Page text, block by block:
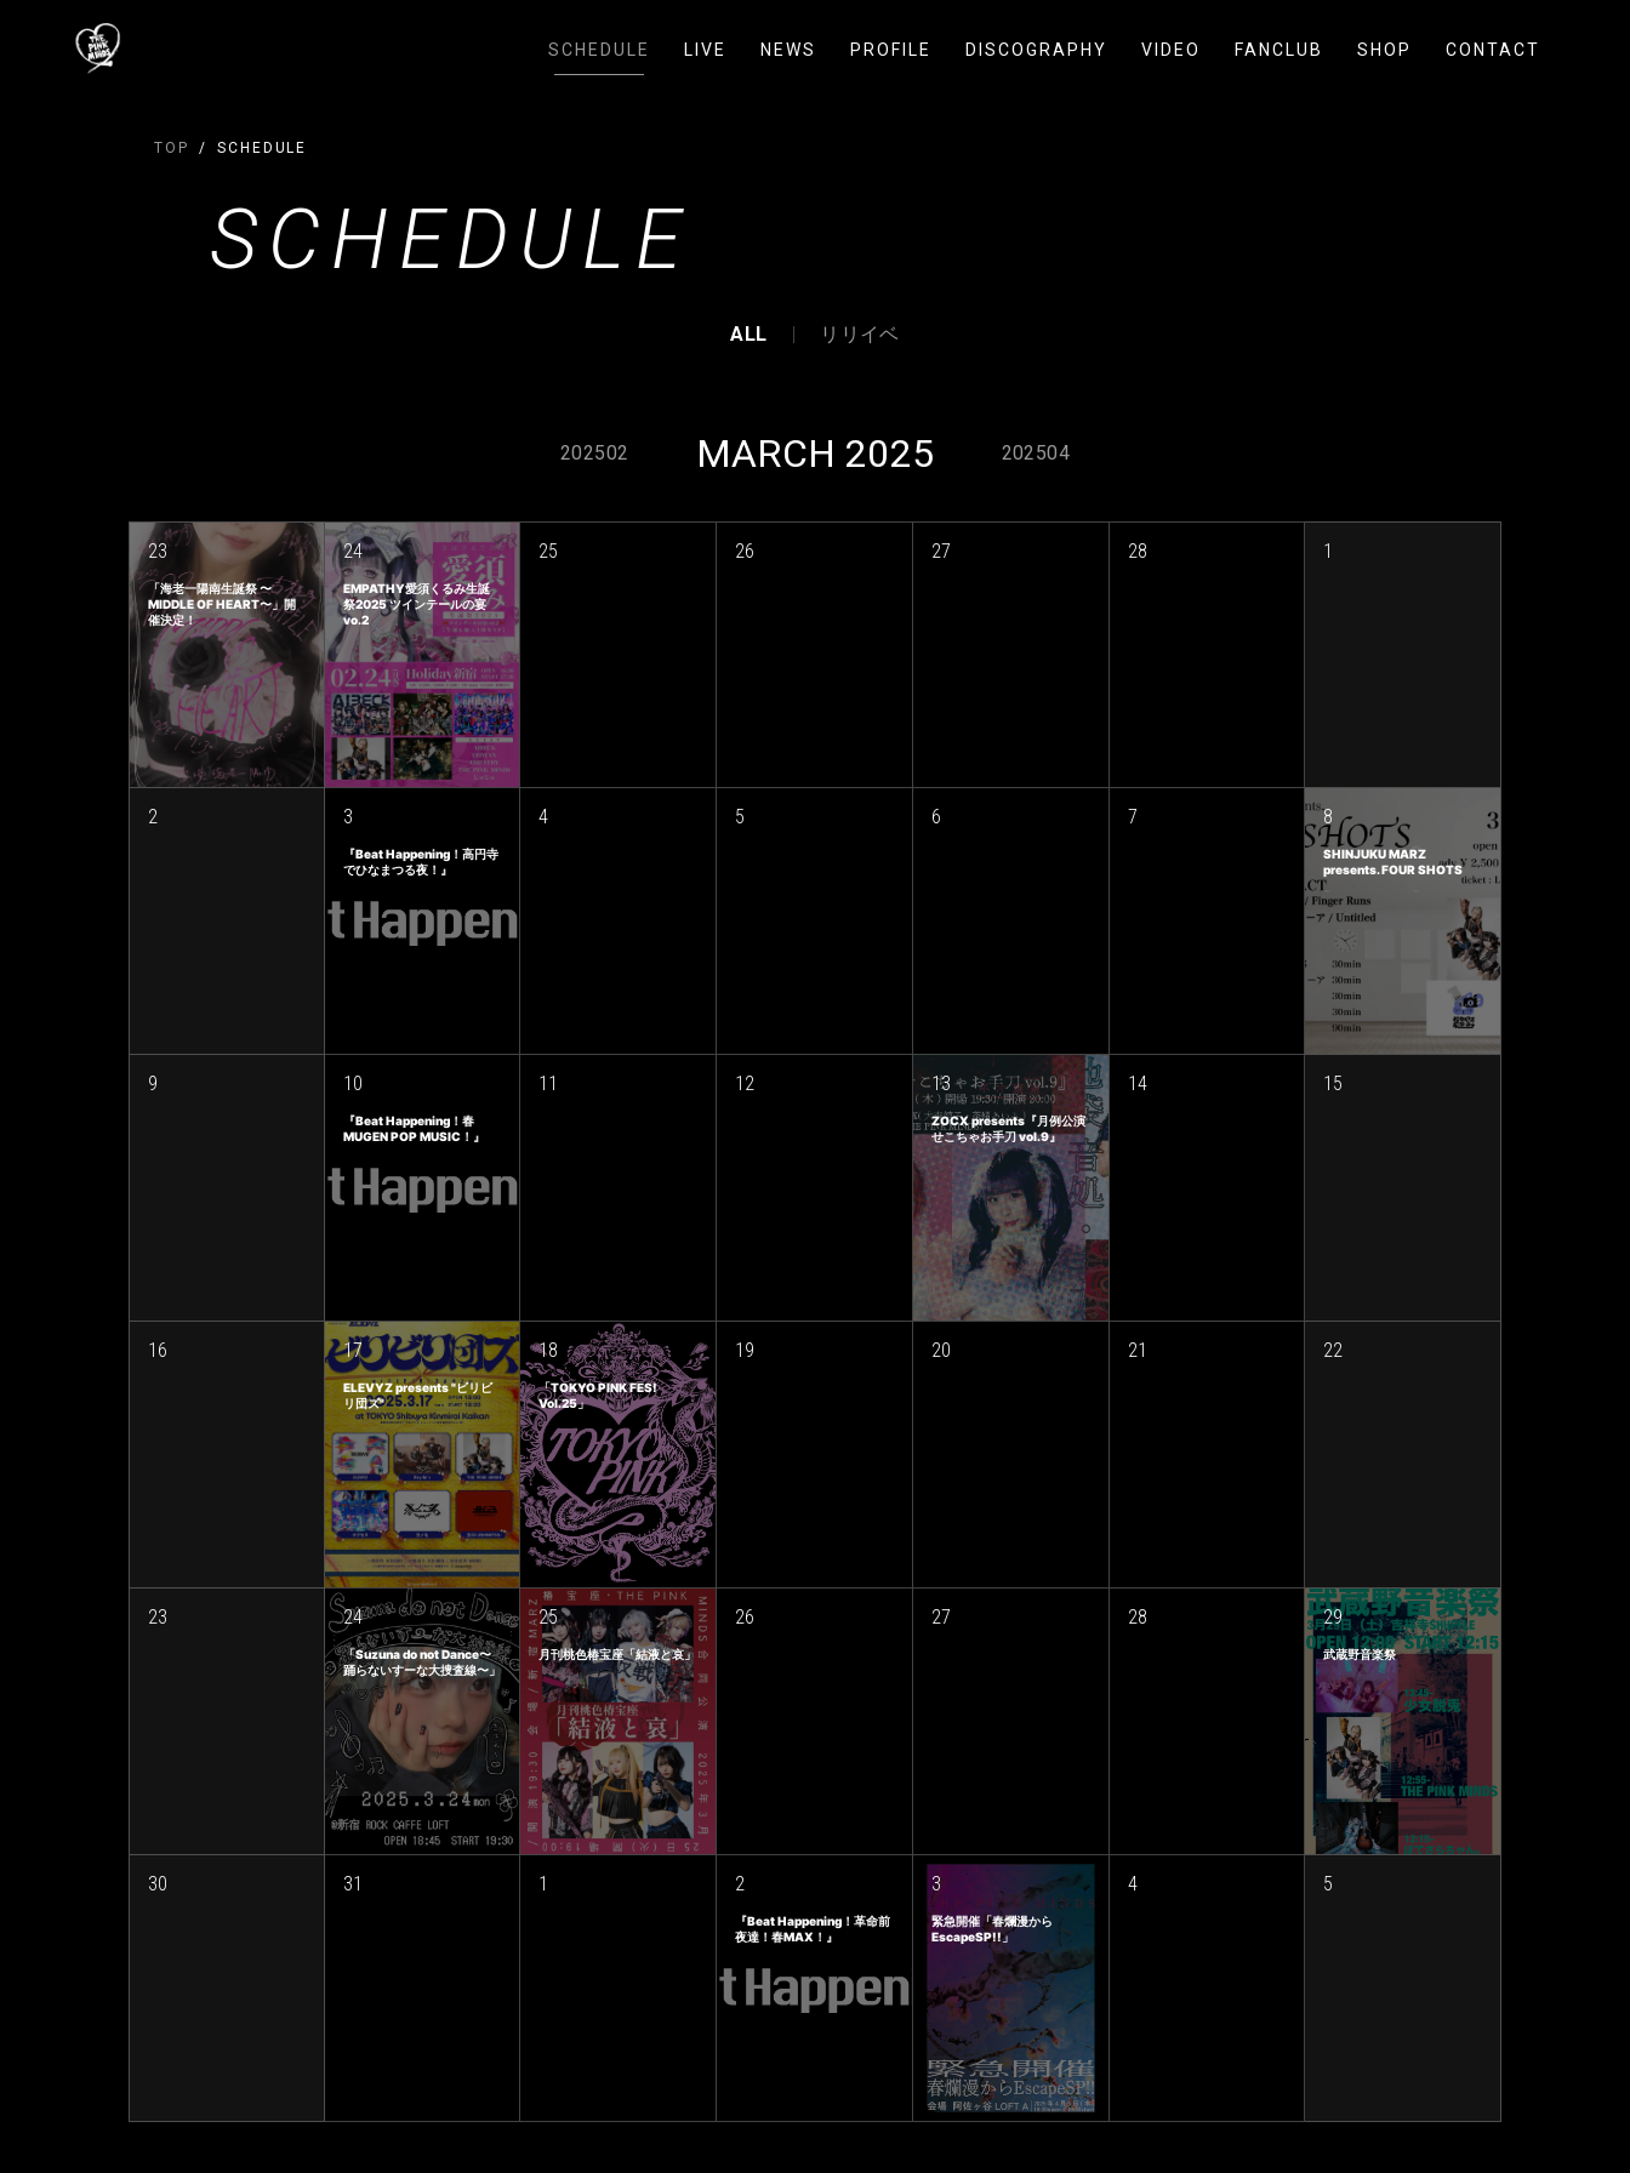
SCHEDULE LIVE NEWS PROFILE DISCOGRAPHY VIDEO FANCLUB SHOP CONTACT
TOP SCHEDULE
SCHEDULE
ALL リリイベ
202502 MARCH 2025 202504
23
「海老一陽南生誕祭 〜
MIDDLE OF HEART〜」開
催決定！
24
EMPATHY愛須くるみ生誕
祭2025 ツインテールの宴
vo.2
25 26 27 28 1
2 3
『Beat Happening！高円寺
でひなまつる夜！』
4 5 6 7 8
SHINJUKU MARZ
presents. FOUR SHOTS
9 10
『Beat Happening！春
MUGEN POP MUSIC！』
11 12 13
ZOCX presents『月例公演
せこちゃお手刀 vol.9』
14 15
16 17
ELEVYZ presents "ビリビ
リ団ズ"
18
「TOKYO PINK FES!
Vol.25」
19 20 21 22
23 24
「Suzuna do not Dance〜
踊らないすーな大捜査線〜」
25
月刊桃色椿宝座「結液と哀」
26 27 28 29
武蔵野音楽祭
30 31 1 2
『Beat Happening！革命前
夜達！春MAX！』
3
緊急開催「春爛漫から
EscapeSP!!」
4 5